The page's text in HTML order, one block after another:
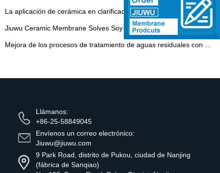
La aplicación de cerámica en clarificación de jugo de frutas y verduras
Jiuwu Ceramic Membrane Solves Soy Sauce Sedimentation Challenge - 翻译中...
Llámanos:
+86-25-58849045
Envíenos un correo electrónico:
Jiuwu@jiuwu.com
9 Park Road, distrito de Pukou, ciudad de Nanjing
(fábrica de Sanqiao)